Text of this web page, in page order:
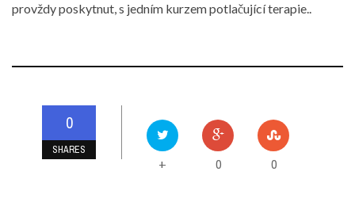
provždy poskytnut, s jedním kurzem potlačující terapie..
0
SHARES
+ 0 0